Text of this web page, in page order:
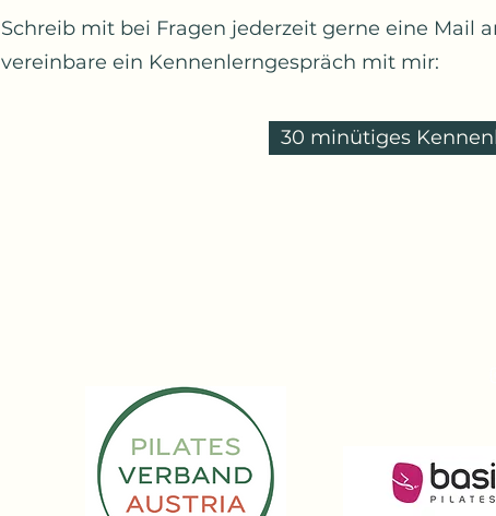
Schreib mit bei Fragen jederzeit gerne eine Mail
vereinbare ein Kennenlerngespräch mit mir:
30 minütiges